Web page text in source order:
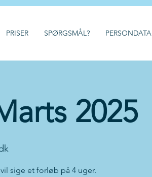
PRISER SPØRGSMÅL? PERSONDATA
2025
sige et forløb på 4 uger.